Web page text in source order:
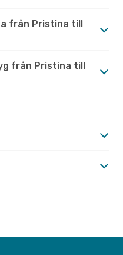
från Pristina till
från Pristina till